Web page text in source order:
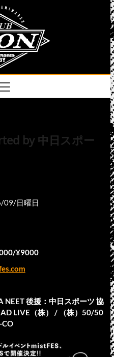
by 中日スポー
09/日曜日
¥9000
NEET 後援：中日スポーツ 協
LIVE（株） / （株）50/50
CO